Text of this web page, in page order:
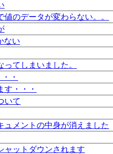
値のデータが変わらない。。
ない
てしまいました。
・
す・・・
いて
ュメントの中身が消えました
ャットダウンされます